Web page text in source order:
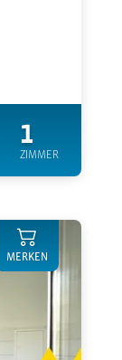
1
ZIMMER
MERKEN